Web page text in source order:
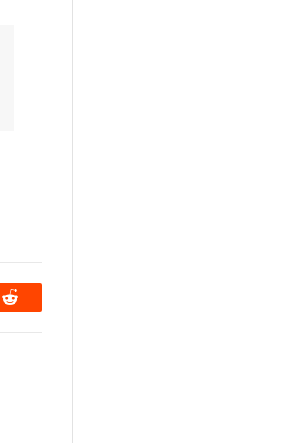
Reddit